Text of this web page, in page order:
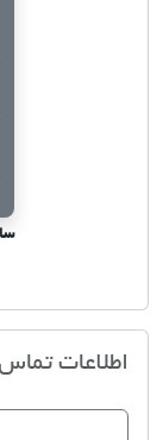
اطلاعات تماس